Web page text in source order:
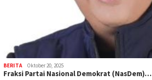
BERITA Oktober 20, 2025
Fraksi Partai Nasional Demokrat (NasDem)…